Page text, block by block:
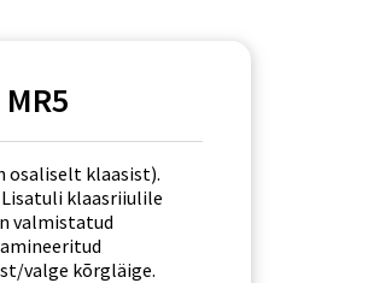
osaliselt klaasist).
Lisatuli klaasriiulile
valmistatud
valge kõrgläige.